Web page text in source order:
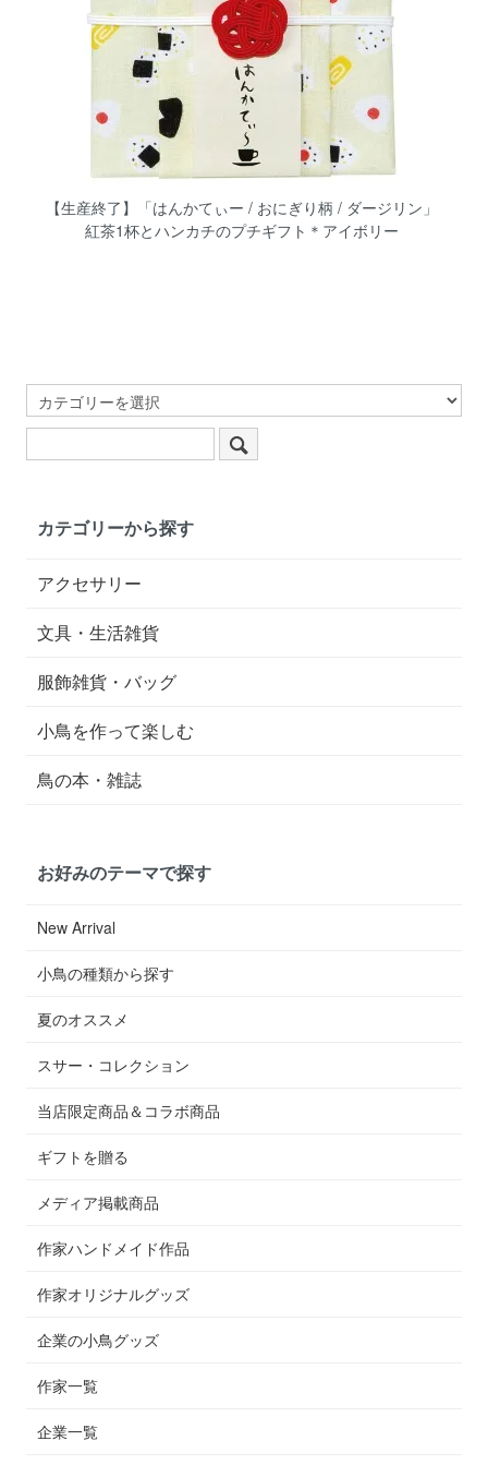
【生産終了】「はんかてぃー / おにぎり柄 / ダージリン」
紅茶1杯とハンカチのプチギフト＊アイボリー
カテゴリーから探す
アクセサリー
文具・生活雑貨
服飾雑貨・バッグ
小鳥を作って楽しむ
鳥の本・雑誌
お好みのテーマで探す
New Arrival
小鳥の種類から探す
夏のオススメ
スサー・コレクション
当店限定商品＆コラボ商品
ギフトを贈る
メディア掲載商品
作家ハンドメイド作品
作家オリジナルグッズ
企業の小鳥グッズ
作家一覧
企業一覧